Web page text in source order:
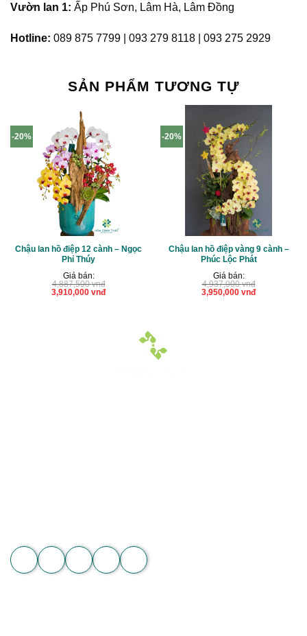
Vườn lan 1: Ấp Phú Sơn, Lâm Hà, Lâm Đồng
Hotline: 089 875 7799 | 093 279 8118 | 093 275 2929
SẢN PHẨM TƯƠNG TỰ
-20%
Chậu lan hồ điệp 12 cành – Ngọc
Phỉ Thúy
Giá bán:
4,887,500vnđ
Giá
gốc
3,910,000 vnđ
Giá
hiện
-20%
Chậu lan hồ điệp vàng 9 cành –
Phúc Lộc Phát
Giá bán:
4,937,000vnđ
Giá
gốc
3,950,000 vnđ
Giá
hiện